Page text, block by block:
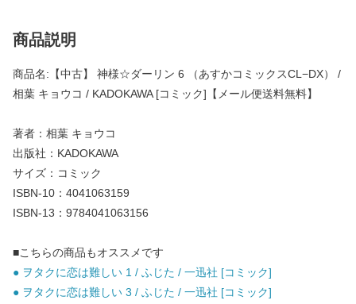
商品説明
商品名:【中古】 神様☆ダーリン 6 （あすかコミックスCL−DX） /
相葉 キョウコ / KADOKAWA [コミック]【メール便送料無料】
著者：相葉 キョウコ
出版社：KADOKAWA
サイズ：コミック
ISBN-10：4041063159
ISBN-13：9784041063156
■こちらの商品もオススメです
● ヲタクに恋は難しい 1 / ふじた / 一迅社 [コミック]
● ヲタクに恋は難しい 3 / ふじた / 一迅社 [コミック]